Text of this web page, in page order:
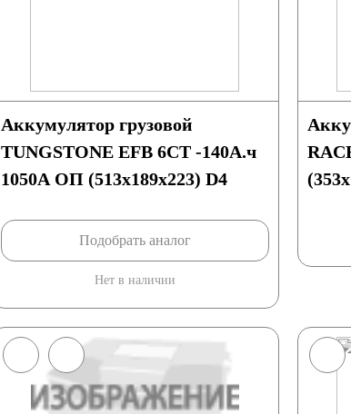
Аккумулятор грузовой
TUNGSTONE EFB 6СТ -140А.ч
1050А ОП (513x189x223) D4
Подобрать аналог
Нет в наличии